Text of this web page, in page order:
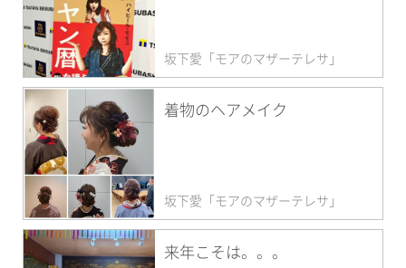
坂下愛「モアのマザーテレサ」
着物のヘアメイク
坂下愛「モアのマザーテレサ」
来年こそは。。。